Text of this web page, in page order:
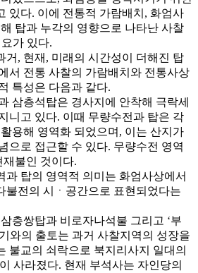
있다. 이에 전통적 가람배치, 화엄사
탑과 누각의 영향으로 나타난 사찰
가 있다.
거, 현재, 미래의 시간성이 더해진 탑
서 전통 사찰의 가람배치와 전통사상
특성은 다음과 같다.
삼층석탑은 경사지에 안착해 극락세
니고 있다. 이때 무량수전과 탑은 각
용해 영역화 되었으며, 이는 산지가
으로 접근할 수 있다. 무량수전 영역
재불인 것이다.
과 탑의 영역적 의미는 화엄사상에서
불전의 시ㆍ공간으로 표현되었다는
층쌍탑과 비로자나석불 그리고 ‘부
와의 출토는 과거 사찰지역의 성장을
불교의 쇠락으로 북지리사지 일대의
사라졌다. 현재 부석사는 자인당의